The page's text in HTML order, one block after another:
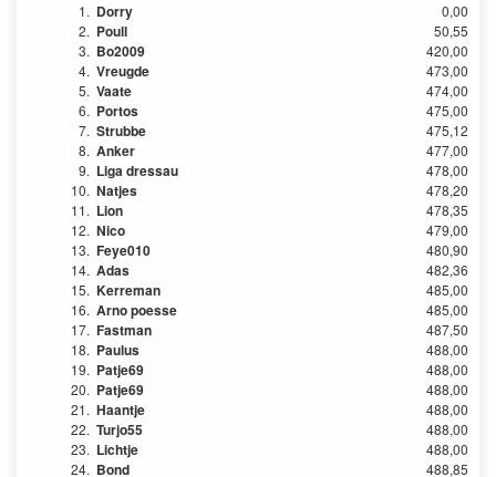
1. Dorry
0,00
2. Poull
50,55
3. Bo2009
420,00
4. Vreugde
473,00
5. Vaate
474,00
6. Portos
475,00
7. Strubbe
475,12
8. Anker
477,00
9. Liga dressau
478,00
10. Natjes
478,20
11. Lion
478,35
12. Nico
479,00
13. Feye010
480,90
14. Adas
482,36
15. Kerreman
485,00
16. Arno poesse
485,00
17. Fastman
487,50
18. Paulus
488,00
19. Patje69
488,00
20. Patje69
488,00
21. Haantje
488,00
22. Turjo55
488,00
23. Lichtje
488,00
24. Bond
488,85